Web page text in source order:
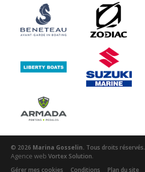
© 2026 Marina Gosselin. Tous droits réservés.
Agence webVortex Solution.
Gérer mes cookies Conditions Plan du site